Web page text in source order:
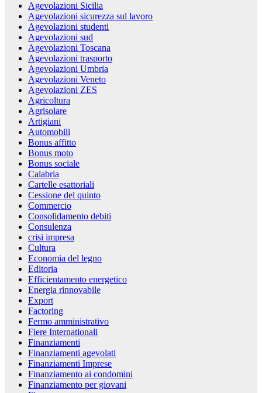
Agevolazioni Sicilia
Agevolazioni sicurezza sul lavoro
Agevolazioni studenti
Agevolazioni sud
Agevolazioni Toscana
Agevolazioni trasporto
Agevolazioni Umbria
Agevolazioni Veneto
Agevolazioni ZES
Agricoltura
Agrisolare
Artigiani
Automobili
Bonus affitto
Bonus moto
Bonus sociale
Calabria
Cartelle esattoriali
Cessione del quinto
Commercio
Consolidamento debiti
Consulenza
crisi impresa
Cultura
Economia del legno
Editoria
Efficientamento energetico
Energia rinnovabile
Export
Factoring
Fermo amministrativo
Fiere Internationali
Finanziamenti
Finanziamenti agevolati
Finanziamenti Imprese
Finanziamento ai condomini
Finanziamento per giovani